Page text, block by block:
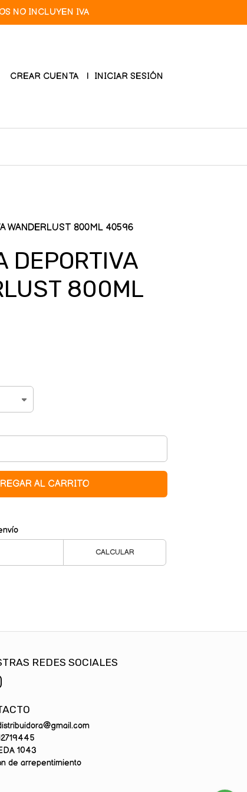
NO INCLUYEN IVA
CREAR CUENTA INICIAR SESIÓN
WANDERLUST 800ML 40596
DEPORTIVA
800ML
AL CARRITO
CALCULAR
REDES SOCIALES
1043
de arrepentimiento